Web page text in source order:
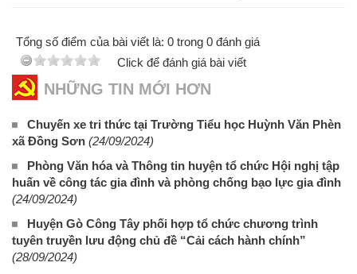
Tổng số điểm của bài viết là: 0 trong 0 đánh giá
Click để đánh giá bài viết
NHỮNG TIN MỚI HƠN
Chuyến xe tri thức tại Trường Tiểu học Huỳnh Văn Phèn
xã Đồng Sơn (24/09/2024)
Phòng Văn hóa và Thông tin huyện tổ chức Hội nghị tập
huấn về công tác gia đình và phòng chống bạo lực gia đình
(24/09/2024)
Huyện Gò Công Tây phối hợp tổ chức chương trình
tuyên truyền lưu động chủ đề “Cải cách hành chính”
(28/09/2024)